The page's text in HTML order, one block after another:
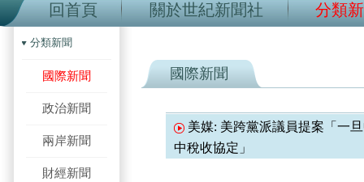
回首頁 關於世紀新聞社 分類
分類新聞
國際新聞
政治新聞
兩岸新聞
財經新聞
國際新聞
美媒: 美跨黨派議員提案「一
中稅收協定」